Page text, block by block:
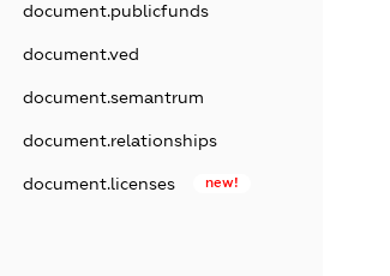
document.publicfunds
document.ved
document.semantrum
document.relationships
document.licenses new!